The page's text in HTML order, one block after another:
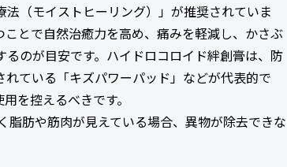
（モイストヒーリング）」が推奨されていま
とで自然治癒力を高め、痛みを軽減し、かさぶ
のが目安です。ハイドロコロイド絆創膏は、防
ている「キズパワーパッド」などが代表的で
を控えるべきです。
肪や筋肉が見えている場合、異物が除去でき